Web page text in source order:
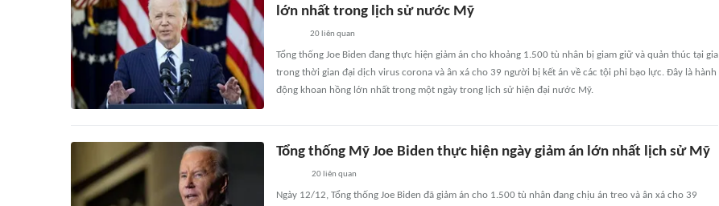
lớn nhất trong lịch sử nước Mỹ
20 liên quan
Tổng thống Joe Biden đang thực hiện giảm án cho khoảng 1.500 tù nhân bị giam giữ và quản thúc tại gia
trong thời gian đại dịch virus corona và ân xá cho 39 người bị kết án về các tội phi bạo lực. Đây là hành
động khoan hồng lớn nhất trong một ngày trong lịch sử hiện đại nước Mỹ.
Tổng thống Mỹ Joe Biden thực hiện ngày giảm án lớn nhất lịch sử Mỹ
20liên quan
Ngày 12/12, Tổng thống Joe Biden đã giảm án cho 1.500 tù nhân đang chịu án treo và ân xá cho 39